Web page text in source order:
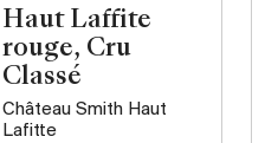
Haut Laffite
rouge, Cru
Classé
Château Smith Haut
Lafitte